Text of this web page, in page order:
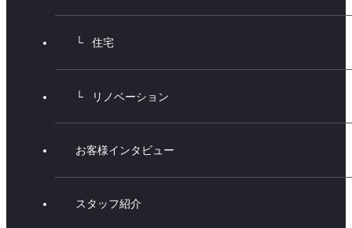
住宅
リノベーション
お客様インタビュー
スタッフ紹介